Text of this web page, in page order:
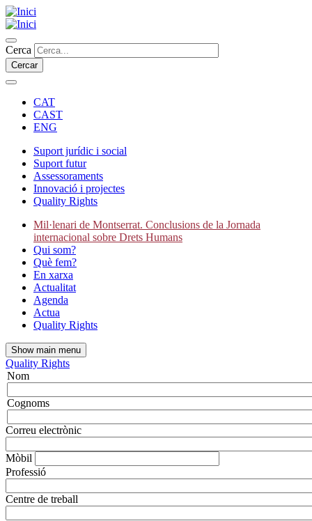
Vés
al
contingut
Cercar
Cerca
CAT
CAST
ENG
Secondary
navigation
Suport jurídic i social
Suport futur
Assessoraments
Innovació i projectes
Quality Rights
Main
navigation
Mil·lenari de Montserrat. Conclusions de la Jornada
internacional sobre Drets Humans
Qui som?
Què fem?
En xarxa
Actualitat
Agenda
Actua
Quality Rights
Show main menu
Quality Rights
Nom
cognoms
Nom
Cognoms
Correu electrònic
Mòbil
Professió
Centre de treball